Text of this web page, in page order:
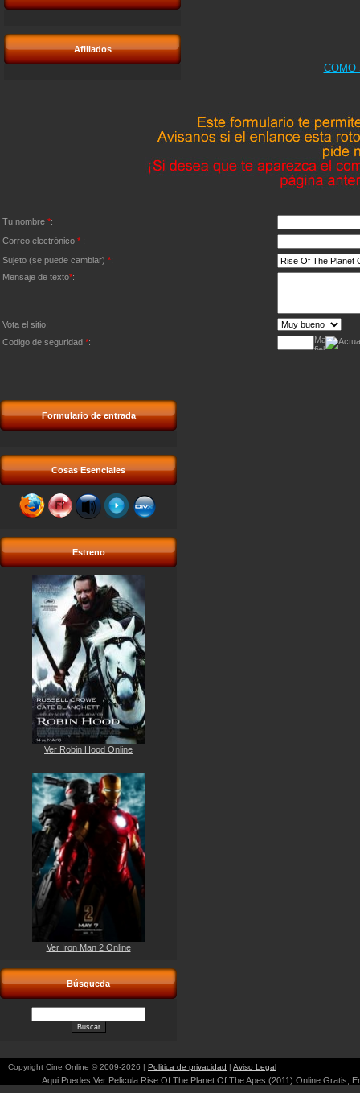
Afiliados
COMO
Tu nombre *:
Correo electrónico * :
Sujeto (se puede cambiar) *:
Mensaje de texto*:
Vota el sitio:
Codigo de seguridad *:
Formulario de entrada
Cosas Esenciales
Estreno
Ver Robin Hood Online
Ver Iron Man 2 Online
Búsqueda
Copyright Cine Online © 2009-2026 | Politica de privacidad | Aviso Legal
Aqui Puedes Ver Pelicula Rise Of The Planet Of The Apes (2011) Online Gratis,